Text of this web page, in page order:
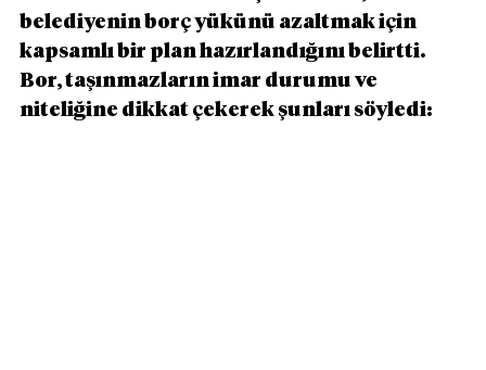
belediyenin borç yükünü azaltmak için
kapsamlı bir plan hazırlandığını belirtti.
Bor, taşınmazların imar durumu ve
niteliğine dikkat çekerek şunları söyledi: